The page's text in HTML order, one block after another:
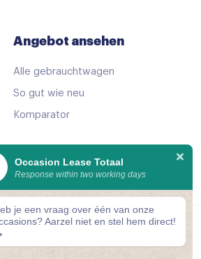
Angebot ansehen
Alle gebrauchtwagen
So gut wie neu
Komparator
Occasion Lease Totaal
Response within two working days
je een vraag over één van onze
Aarzel niet en stel hem direct!